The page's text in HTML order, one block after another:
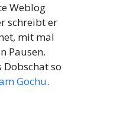
Weblog
schreibt er
mit mal
Pausen.
Dobschat so
Gochu.